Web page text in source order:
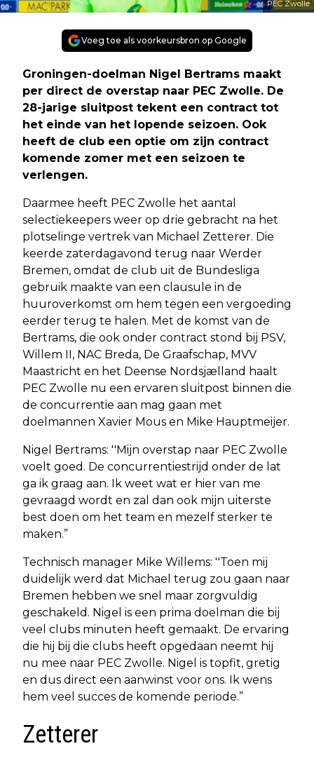
PEC Zwolle
Voeg toe als voorkeursbron op Google
Groningen-doelman Nigel Bertrams maakt
per direct de overstap naar PEC Zwolle. De
28-jarige sluitpost tekent een contract tot
het einde van het lopende seizoen. Ook
heeft de club een optie om zijn contract
komende zomer met een seizoen te
verlengen.
Daarmee heeft PEC Zwolle het aantal
selectiekeepers weer op drie gebracht na het
plotselinge vertrek van Michael Zetterer. Die
keerde zaterdagavond terug naar Werder
Bremen, omdat de club uit de Bundesliga
gebruik maakte van een clausule in de
huuroverkomst om hem tegen een vergoeding
eerder terug te halen. Met de komst van de
Bertrams, die ook onder contract stond bij PSV,
Willem II, NAC Breda, De Graafschap, MVV
Maastricht en het Deense Nordsjælland haalt
PEC Zwolle nu een ervaren sluitpost binnen die
de concurrentie aan mag gaan met
doelmannen Xavier Mous en Mike Hauptmeijer.
Nigel Bertrams: ''Mijn overstap naar PEC Zwolle
voelt goed. De concurrentiestrijd onder de lat
ga ik graag aan. Ik weet wat er hier van me
gevraagd wordt en zal dan ook mijn uiterste
best doen om het team en mezelf sterker te
maken.”
Technisch manager Mike Willems: ''Toen mij
duidelijk werd dat Michael terug zou gaan naar
Bremen hebben we snel maar zorgvuldig
geschakeld. Nigel is een prima doelman die bij
veel clubs minuten heeft gemaakt. De ervaring
die hij bij die clubs heeft opgedaan neemt hij
nu mee naar PEC Zwolle. Nigel is topfit, gretig
en dus direct een aanwinst voor ons. Ik wens
hem veel succes de komende periode.”
Zetterer